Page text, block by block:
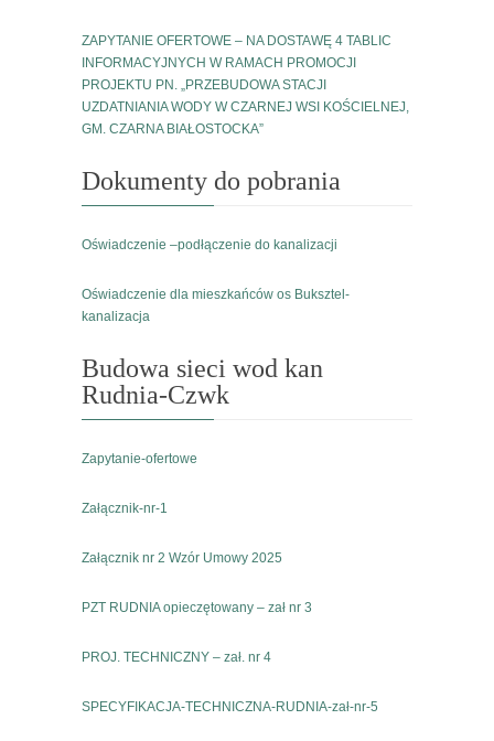
ZAPYTANIE OFERTOWE – NA DOSTAWĘ 4 TABLIC
INFORMACYJNYCH W RAMACH PROMOCJI
PROJEKTU PN. „PRZEBUDOWA STACJI
UZDATNIANIA WODY W CZARNEJ WSI KOŚCIELNEJ,
GM. CZARNA BIAŁOSTOCKA”
Dokumenty do pobrania
Oświadczenie –podłączenie do kanalizacji
Oświadczenie dla mieszkańców os Buksztel-
kanalizacja
Budowa sieci wod kan
Rudnia-Czwk
Zapytanie-ofertowe
Załącznik-nr-1
Załącznik nr 2 Wzór Umowy 2025
PZT RUDNIA opieczętowany – zał nr 3
PROJ. TECHNICZNY – zał. nr 4
SPECYFIKACJA-TECHNICZNA-RUDNIA-zał-nr-5